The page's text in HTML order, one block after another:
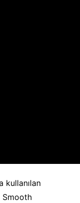
kullanılan
Smooth